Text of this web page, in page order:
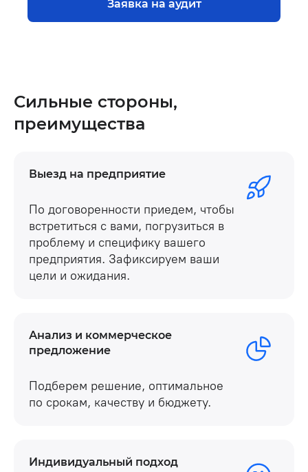
Заявка на аудит
Сильные стороны,
преимущества
Выезд на предприятие
По договоренности приедем, чтобы
встретиться с вами, погрузиться в
проблему и специфику вашего
предприятия. Зафиксируем ваши
цели и ожидания.
Анализ и коммерческое
предложение
Подберем решение, оптимальное
по срокам, качеству и бюджету.
Индивидуальный подход